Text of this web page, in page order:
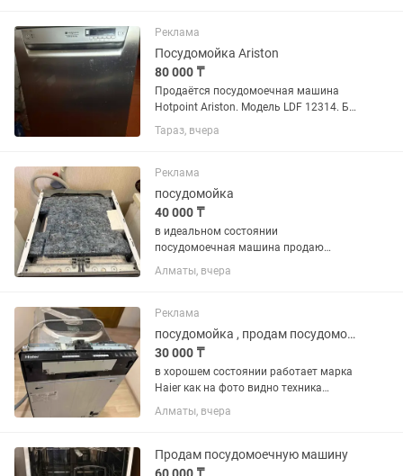
Реклама
Посудомойка Ariston
80 000 ₸
Продаётся посудомоечная машина
Hotpoint Ariston. Модель LDF 12314. Б/у
в хорошем состоянии. Самовывоз.
Возможно доставка при
Тараз, вчера
Реклама
посудомойка
40 000 ₸
в идеальном состоянии
посудомоечная машина продаю
Алматы, вчера
Реклама
посудомойка , продам посудомойку , посудомоечная машина
30 000 ₸
в хорошем состоянии работает марка
Haier как на фото видно техника
встроенный
Алматы, вчера
Продам посудомоечную машину